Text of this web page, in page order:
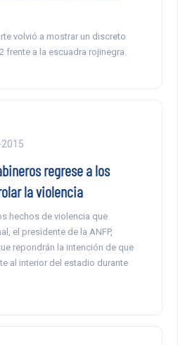
volvió a mostrar un discreto
frente a la escuadra rojinegra.
regrese a los
la violencia
hechos de violencia que
el presidente de la ANFP,
repondrán la intención de que
al interior del estadio durante